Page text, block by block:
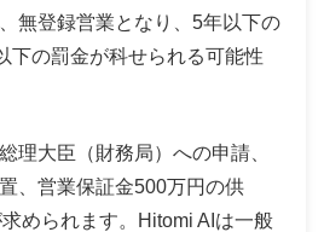
無登録営業となり、5年以下の
下の罰金が科せられる可能性
理大臣（財務局）への申請、
、営業保証金500万円の供
められます。Hitomi AIは一般